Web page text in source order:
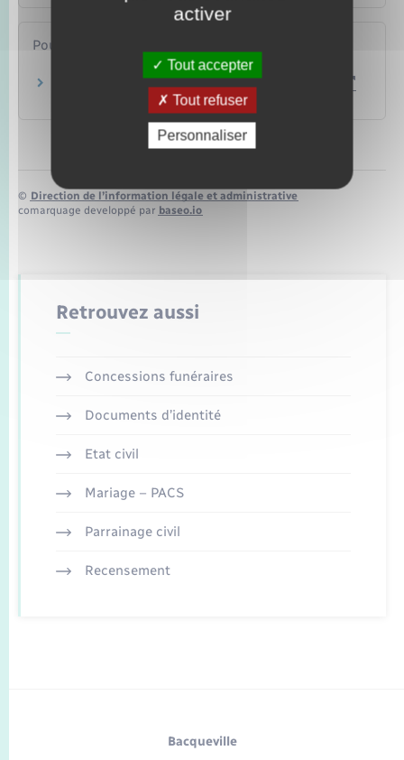
Pour en savoir plus
Site de l'Agence française de l'adoption (Afa)
Agence française de l'adoption (Afa)
© Direction de l’information légale et administrative
comarquage developpé par baseo.io
Retrouvez aussi
Concessions funéraires
Documents d’identité
Etat civil
Mariage – PACS
Parrainage civil
Recensement
Bacqueville
activer
Tout accepter
Tout refuser
Personnaliser